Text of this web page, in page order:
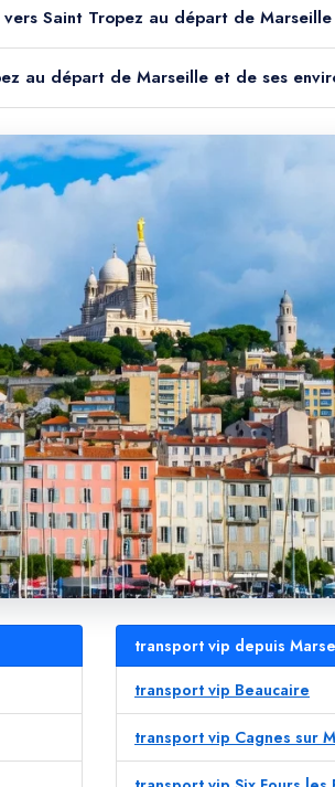
Saint Tropez au départ de
au départ de Marseille et de ses
transport vip depuis
transport vip Beaucaire
transport vip Cagnes sur